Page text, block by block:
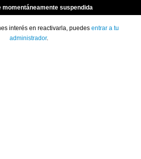
momentáneamente suspendida
interés en reactivarla, puedes entrar a tu
administrador.